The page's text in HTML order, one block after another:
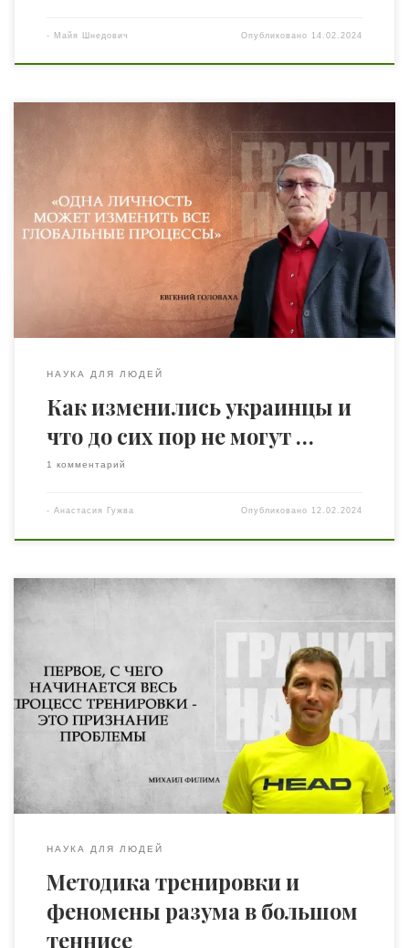
- Maйя Шнедович Опубликовано 14.02.2024
«Я выбрал науку, и могу сказать, что 50 лет моего
научного стажа меня не разочаровали», — говорит
Евгений Головаха. В новом интервью Евгений Иванович
рассказал о центральной проблеме обществоведов, к
которой много веков ученые даже не знают, как
подступиться; поведал о новом этапе трансформации
украинского общества, и дал наставление молодым […]
НАУКА ДЛЯ ЛЮДЕЙ
Как изменились украинцы и
что до сих пор не могут …
1 комментарий
- Анастасия Гужва Опубликовано 12.02.2024
«Когда речь идёт о вашем — да, лично вашем успехе —
только вам выбирать у кого учиться, на кого равняться
и к чему стремиться. И, соответственно, какие
методические системы использовать для научения
себя, поскольку, как бы то ни было, человек учит себя
сам, а задача инструктора — максимально ему в […]
НАУКА ДЛЯ ЛЮДЕЙ
Методика тренировки и
феномены разума в большом
теннисе